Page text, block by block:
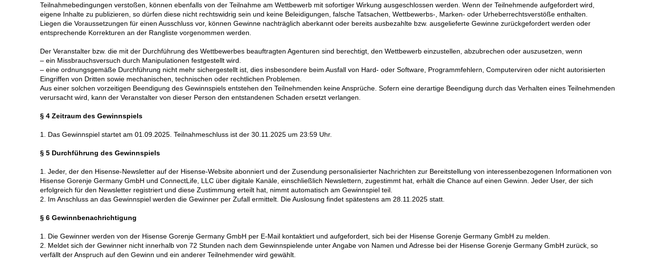
Teilnahmebedingungen verstoßen, können ebenfalls von der Teilnahme am Wettbewerb mit sofortiger Wirkung ausgeschlossen werden. Wenn der Teilnehmende aufgefordert wird,
eigene Inhalte zu publizieren, so dürfen diese nicht rechtswidrig sein und keine Beleidigungen, falsche Tatsachen, Wettbewerbs-, Marken- oder Urheberrechtsverstöße enthalten.
Liegen die Voraussetzungen für einen Ausschluss vor, können Gewinne nachträglich aberkannt oder bereits ausbezahlte bzw. ausgelieferte Gewinne zurückgefordert werden oder
entsprechende Korrekturen an der Rangliste vorgenommen werden.
Der Veranstalter bzw. die mit der Durchführung des Wettbewerbes beauftragten Agenturen sind berechtigt, den Wettbewerb einzustellen, abzubrechen oder auszusetzen, wenn
– ein Missbrauchsversuch durch Manipulationen festgestellt wird.
– eine ordnungsgemäße Durchführung nicht mehr sichergestellt ist, dies insbesondere beim Ausfall von Hard- oder Software, Programmfehlern, Computerviren oder nicht autorisierten
Eingriffen von Dritten sowie mechanischen, technischen oder rechtlichen Problemen.
Aus einer solchen vorzeitigen Beendigung des Gewinnspiels entstehen den Teilnehmenden keine Ansprüche. Sofern eine derartige Beendigung durch das Verhalten eines Teilnehmenden
verursacht wird, kann der Veranstalter von dieser Person den entstandenen Schaden ersetzt verlangen.
§ 4 Zeitraum des Gewinnspiels
1. Das Gewinnspiel startet am 01.09.2025. Teilnahmeschluss ist der 30.11.2025 um 23:59 Uhr.
§ 5 Durchführung des Gewinnspiels
1. Jeder, der den Hisense-Newsletter auf der Hisense-Website abonniert und der Zusendung personalisierter Nachrichten zur Bereitstellung von interessenbezogenen Informationen von
Hisense Gorenje Germany GmbH und ConnectLife, LLC über digitale Kanäle, einschließlich Newslettern, zugestimmt hat, erhält die Chance auf einen Gewinn. Jeder User, der sich
erfolgreich für den Newsletter registriert und diese Zustimmung erteilt hat, nimmt automatisch am Gewinnspiel teil.
2. Im Anschluss an das Gewinnspiel werden die Gewinner per Zufall ermittelt. Die Auslosung findet spätestens am 28.11.2025 statt.
§ 6 Gewinnbenachrichtigung
1. Die Gewinner werden von der Hisense Gorenje Germany GmbH per E-Mail kontaktiert und aufgefordert, sich bei der Hisense Gorenje Germany GmbH zu melden.
2. Meldet sich der Gewinner nicht innerhalb von 72 Stunden nach dem Gewinnspielende unter Angabe von Namen und Adresse bei der Hisense Gorenje Germany GmbH zurück, so
verfällt der Anspruch auf den Gewinn und ein anderer Teilnehmender wird gewählt.